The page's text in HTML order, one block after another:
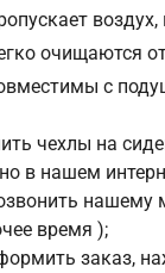
очищаются
с
чехлы на
в нашем
нашему
время );
заказ,